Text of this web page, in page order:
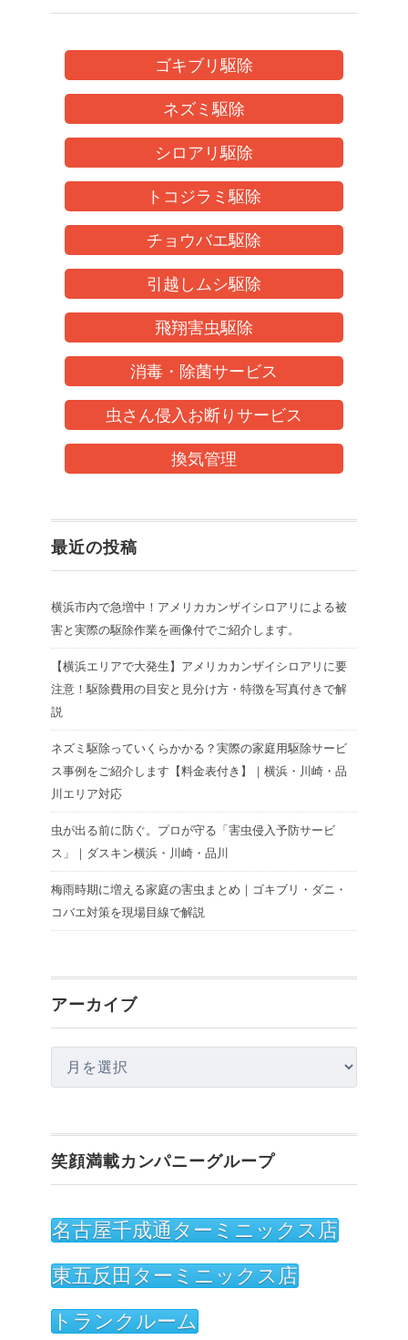
ゴキブリ駆除
ネズミ駆除
シロアリ駆除
トコジラミ駆除
チョウバエ駆除
引越しムシ駆除
飛翔害虫駆除
消毒・除菌サービス
虫さん侵入お断りサービス
換気管理
最近の投稿
横浜市内で急増中！アメリカカンザイシロアリによる被
害と実際の駆除作業を画像付でご紹介します。
【横浜エリアで大発生】アメリカカンザイシロアリに要
注意！駆除費用の目安と見分け方・特徴を写真付きで解
説
ネズミ駆除っていくらかかる？実際の家庭用駆除サービ
ス事例をご紹介します【料金表付き】｜横浜・川崎・品
川エリア対応
虫が出る前に防ぐ。プロが守る「害虫侵入予防サービ
ス」｜ダスキン横浜・川崎・品川
梅雨時期に増える家庭の害虫まとめ｜ゴキブリ・ダニ・
コバエ対策を現場目線で解説
アーカイブ
ー
イ
ブ
笑顔満載カンパニーグループ
名古屋千成通ターミニックス店
東五反田ターミニックス店
トランクルーム